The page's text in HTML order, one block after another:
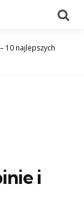
10 najlepszych
i